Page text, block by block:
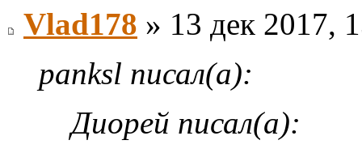
Vlad178 » 13 дек 2017,
panksl писал(а):
Диорей писал(а):